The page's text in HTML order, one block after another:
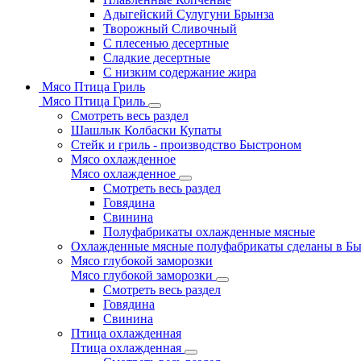
Адыгейский Сулугуни Брынза
Творожный Сливочный
С плесенью десертные
Сладкие десертные
С низким содержание жира
Мясо Птица Гриль
Мясо Птица Гриль
Смотреть весь раздел
Шашлык Колбаски Купаты
Стейк и гриль - производство Быстроном
Мясо охлажденное
Мясо охлажденное
Смотреть весь раздел
Говядина
Свинина
Полуфабрикаты охлажденные мясные
Охлажденные мясные полуфабрикаты сделаны в
Мясо глубокой заморозки
Мясо глубокой заморозки
Смотреть весь раздел
Говядина
Свинина
Птица охлажденная
Птица охлажденная